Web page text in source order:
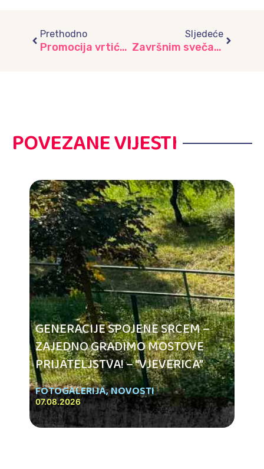
Prethodno
Promocija vrtića JU “Djeca Sarajeva”
Sljedeće
Završnim svečanostima ispraćena generacija budućih školaraca III dio
POVEZANE VIJESTI
GENERACIJE SPOJENE SRCEM –
ZAJEDNO GRADIMO MOSTOVE
PRIJATELJSTVA! – “VJEVERICA”
FOTOGALERIJA,NOVOSTI
07.08.2026